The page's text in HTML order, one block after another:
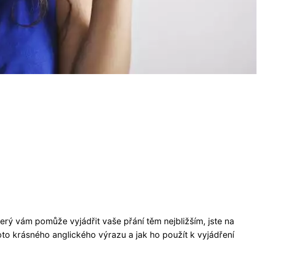
vám pomůže vyjádřit vaše přání těm nejbližším, jste na
krásného anglického výrazu a jak ho použít k vyjádření